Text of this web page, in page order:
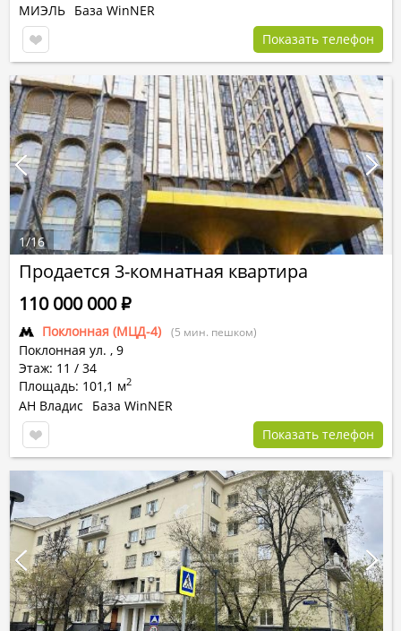
МИЭЛЬ База WinNER
Показать телефон
Продается 3-комнатная квартира
Поклонная (МЦД-4) (5 мин. пешком)
Поклонная ул. , 9
Этаж: 11 / 34
Площадь: 101,1 м2
110 000 000Р
АН Владис
База WinNER
Показать телефон
1/16